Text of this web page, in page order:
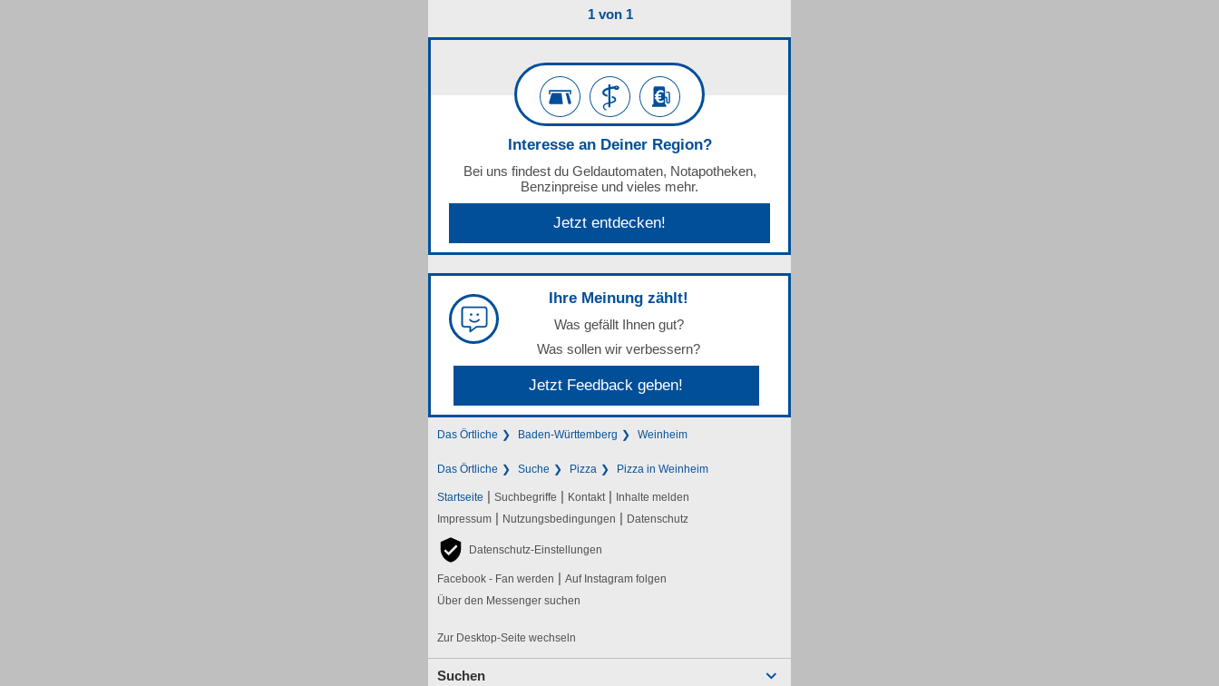
1 von 1
Interesse an Deiner Region?
Bei uns findest du Geldautomaten, Notapotheken,
Benzinpreise und vieles mehr.
Jetzt entdecken!
Ihre Meinung zählt!
Was gefällt Ihnen gut?
Was sollen wir verbessern?
Jetzt Feedback geben!
Das Örtliche Baden-Württemberg Weinheim
Das Örtliche Suche Pizza Pizza in Weinheim
Startseite | Suchbegriffe | Kontakt | Inhalte melden
Impressum | Nutzungsbedingungen | Datenschutz
Datenschutz-Einstellungen
Facebook - Fan werden | Auf Instagram folgen
Über den Messenger suchen
Zur Desktop-Seite wechseln
Suchen